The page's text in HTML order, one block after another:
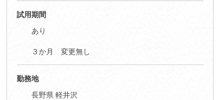
試用期間
あり
３か月 変更無し
勤務地
長野県 軽井沢